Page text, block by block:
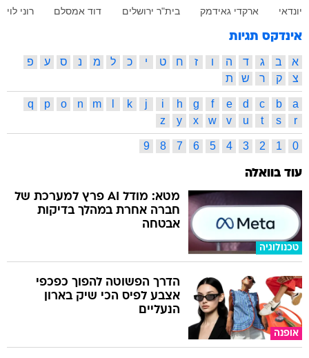
יונדאי ארקדי גאידמק בית"ר ירושלים דוד אמסלם רוני לוי
אינדקס תגיות
א ב ג ד ה ו ז ח ט י כ ל מ נ ס ע
פ
צ
ק ר ש ת
a
b
c
d
e
f
g
h
i
j
k
m
n
o
p
q
r
s
t
u
v
w
x
y
z
0
1
2
3
4
5
6
7
8
9
עוד בוואלה
טכנולוגיה
מטא: מודל AI פרץ למערכת של
חברה אחרת במהלך בדיקות
אבטחה
אופנה
הדרך הפשוטה להפוך כפכפי
אצבע לפיס הכי שיק בארון
הנעליים